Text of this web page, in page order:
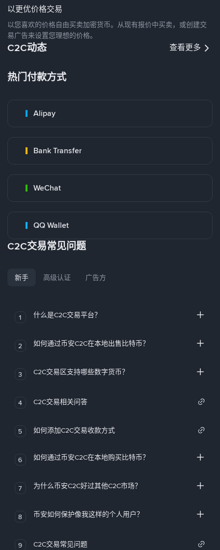
以更优价格交易
以您喜欢的价格自由买卖加密货币。从现有报价中买卖，或创建交
易广告来设置您理想的价格。
C2C动态 查看更多
热门付款方式
Alipay
Bank Transfer
WeChat
QQ Wallet
C2C交易常见问题
新手 高级认证 广告方
1 什么是C2C交易平台？
2 如何通过币安C2C在本地出售比特币？
3 C2C交易区支持哪些数字货币？
4 C2C交易相关问答
5 如何添加C2C交易收款方式
6 如何通过币安C2C在本地购买比特币？
7 为什么币安C2C好过其他C2C市场？
8 币安如何保护像我这样的个人用户？
9 C2C交易常见问题